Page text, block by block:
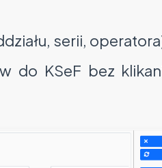
serii,
do KSeF bez